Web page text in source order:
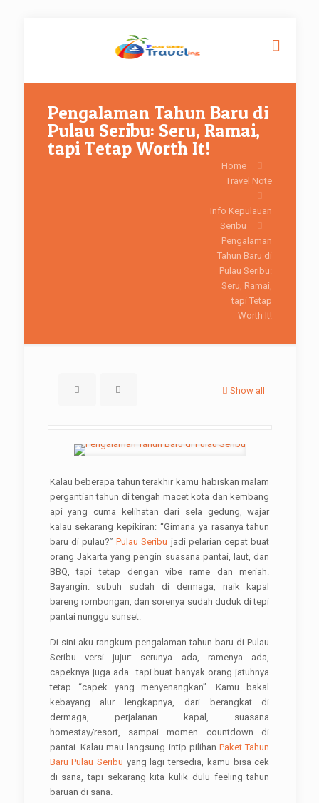
Pengalaman Tahun Baru di
Pulau Seribu: Seru, Ramai,
tapi Tetap Worth It!
Home
Travel Note
Info Kepulauan
Seribu
Pengalaman
Tahun Baru di
Pulau Seribu:
Seru, Ramai,
tapi Tetap
Worth It!
Show all
Kalau beberapa tahun terakhir kamu habiskan malam
pergantian tahun di tengah macet kota dan kembang
api yang cuma kelihatan dari sela gedung, wajar
kalau sekarang kepikiran: “Gimana ya rasanya tahun
baru di pulau?” Pulau Seribu jadi pelarian cepat buat
orang Jakarta yang pengin suasana pantai, laut, dan
BBQ, tapi tetap dengan vibe rame dan meriah.
Bayangin: subuh sudah di dermaga, naik kapal
bareng rombongan, dan sorenya sudah duduk di tepi
pantai nunggu sunset.
Di sini aku rangkum pengalaman tahun baru di Pulau
Seribu versi jujur: serunya ada, ramenya ada,
capeknya juga ada—tapi buat banyak orang jatuhnya
tetap “capek yang menyenangkan”. Kamu bakal
kebayang alur lengkapnya, dari berangkat di
dermaga, perjalanan kapal, suasana
homestay/resort, sampai momen countdown di
pantai. Kalau mau langsung intip pilihanPaket Tahun
Baru Pulau Seribu yang lagi tersedia, kamu bisa cek
di sana, tapi sekarang kita kulik dulu feeling tahun
baruan di sana.